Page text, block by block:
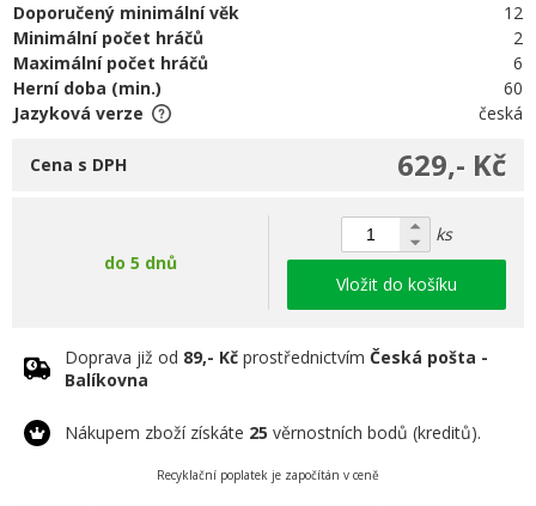
Doporučený minimální věk
12
Minimální počet hráčů
2
Maximální počet hráčů
6
Herní doba (min.)
60
Jazyková verze
česká
629,- Kč
Cena s DPH
do 5 dnů
ks
Vložit do košíku
Doprava již od 89,- Kč prostřednictvím Česká pošta -
Balíkovna
Nákupem zboží získáte 25 věrnostních bodů (kreditů).
Recyklační poplatek je započítán v ceně